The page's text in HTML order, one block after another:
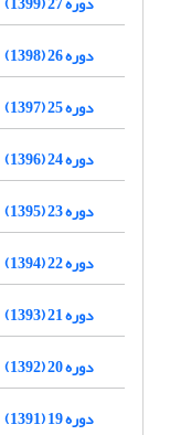
دوره 26 (1398)
دوره 25 (1397)
دوره 24 (1396)
دوره 23 (1395)
دوره 22 (1394)
دوره 21 (1393)
دوره 20 (1392)
دوره 19 (1391)